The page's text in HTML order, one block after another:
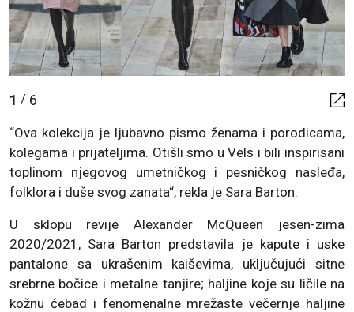
1 / 6
“Ova kolekcija je ljubavno pismo ženama i porodicama,
kolegama i prijateljima. Otišli smo u Vels i bili inspirisani
toplinom njegovog umetničkog i pesničkog nasleđa,
folklora i duše svog zanata“, rekla je Sara Barton.
U sklopu revije Alexander McQueen jesen-zima
2020/2021, Sara Barton predstavila je kapute i uske
pantalone sa ukrašenim kaiševima, uključujući sitne
srebrne bočice i metalne tanjire; haljine koje su ličile na
kožnu ćebad i fenomenalne mrežaste večernje haljine